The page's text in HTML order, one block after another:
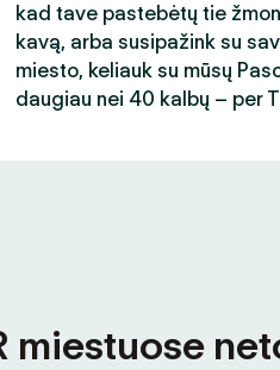
kad tave pastebėtų tie
kavą, arba susipažink su
miesto, keliauk su mūsų
daugiau nei 40 kalbų – per
miestuose